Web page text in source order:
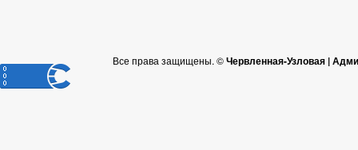
Все права защищены. ©Червленная-Узловая |